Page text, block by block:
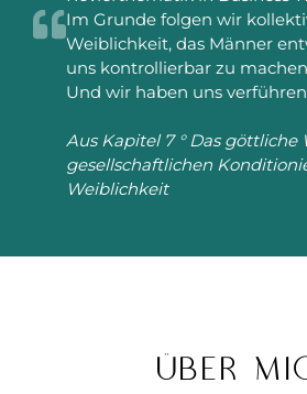
Im Grunde folgen wir
Weiblichkeit, das Männer
uns kontrollierbar zu
Und wir haben uns verführen
Aus Kapitel 7 ° Das göttliche
gesellschaftlichen
Weiblichkeit
Über